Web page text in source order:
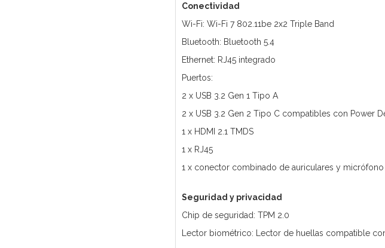
Conectividad
Wi-Fi: Wi-Fi 7 802.11be 2x2 Triple Band
Bluetooth: Bluetooth 5.4
Ethernet: RJ45 integrado
Puertos:
2 x USB 3.2 Gen 1 Tipo A
2 x USB 3.2 Gen 2 Tipo C compatibles con Power
1 x HDMI 2.1 TMDS
1 x RJ45
1 x conector combinado de auriculares y micrófono
Seguridad y privacidad
Chip de seguridad: TPM 2.0
Lector biométrico: Lector de huellas compatible